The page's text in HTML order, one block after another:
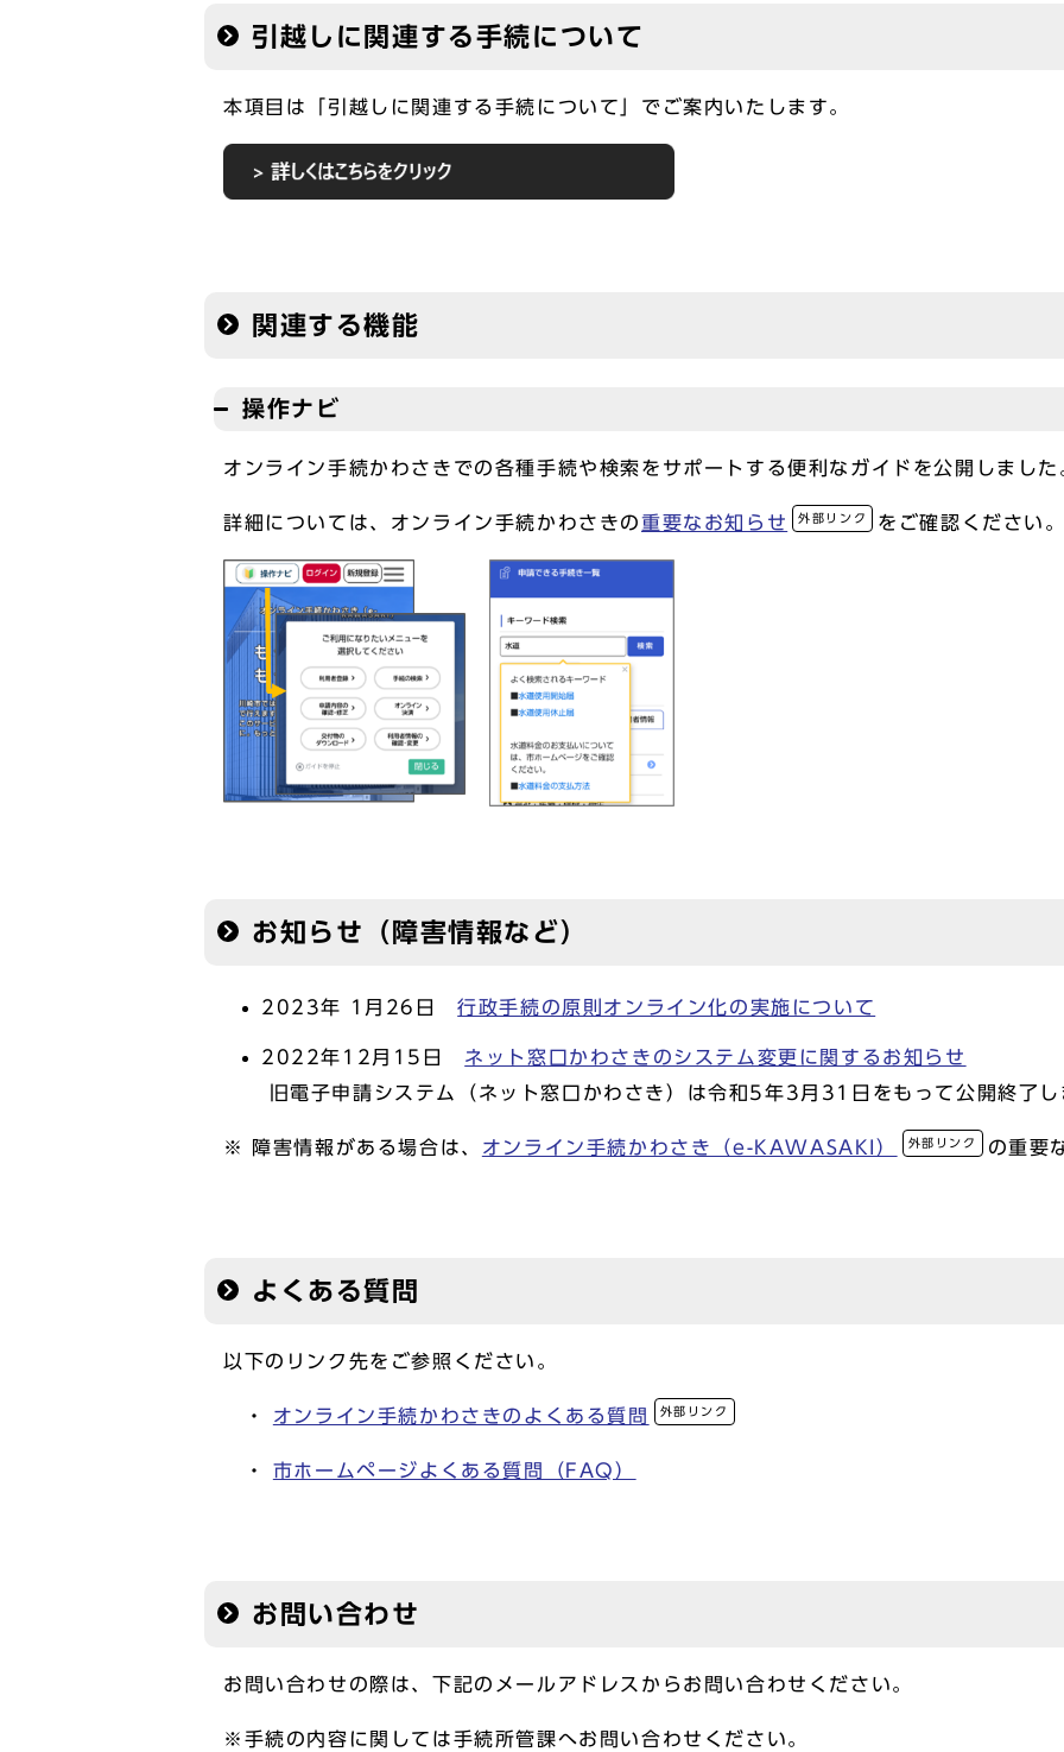
引越しに関連する手続について
本項目は「引越しに関連する手続について」でご案内いたします。
関連する機能
操作ナビ
オンライン手続かわさきでの各種手続や検索をサポートする便利なガイドを公開しました
詳細については、オンライン手続かわさきの重要なお知らせ 外部リンク をご確認ください
お知らせ（障害情報など）
2023年 1月26日行政手続の原則オンライン化の実施について
2022年12月15日 ネット窓口かわさきのシステム変更に関するお知らせ
旧電子申請システム（ネット窓口かわさき）は令和5年3月31日をもって公開終了
※ 障害情報がある場合は、 オンライン手続かわさき（e-KAWASAKI） 外部リンク の重要
よくある質問
以下のリンク先をご参照ください。
・ オンライン手続かわさきのよくある質問 外部リンク
・ 市ホームページよくある質問（FAQ）
お問い合わせ
お問い合わせの際は、下記のメールアドレスからお問い合わせください。
※手続の内容に関しては手続所管課へお問い合わせください。